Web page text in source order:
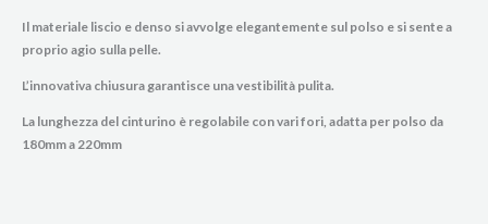
Il materiale liscio e denso si avvolge elegantemente sul polso e si sente a
proprio agio sulla pelle.
L’innovativa chiusura garantisce una vestibilità pulita.
La lunghezza del cinturino è regolabile con vari fori, adatta per polso da
180mm a 220mm